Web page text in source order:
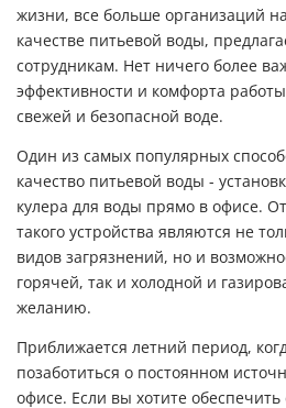
жизни, все больше организаций
качестве питьевой воды,
сотрудникам. Нет ничего более
эффективности и комфорта
свежей и безопасной воде.
Один из самых популярных
качество питьевой воды -
кулера для воды прямо в офисе.
такого устройства являются не
видов загрязнений, но и
горячей, так и холодной и
желанию.
Приближается летний период,
позаботиться о постоянном
офисе. Если вы хотите обеспечить